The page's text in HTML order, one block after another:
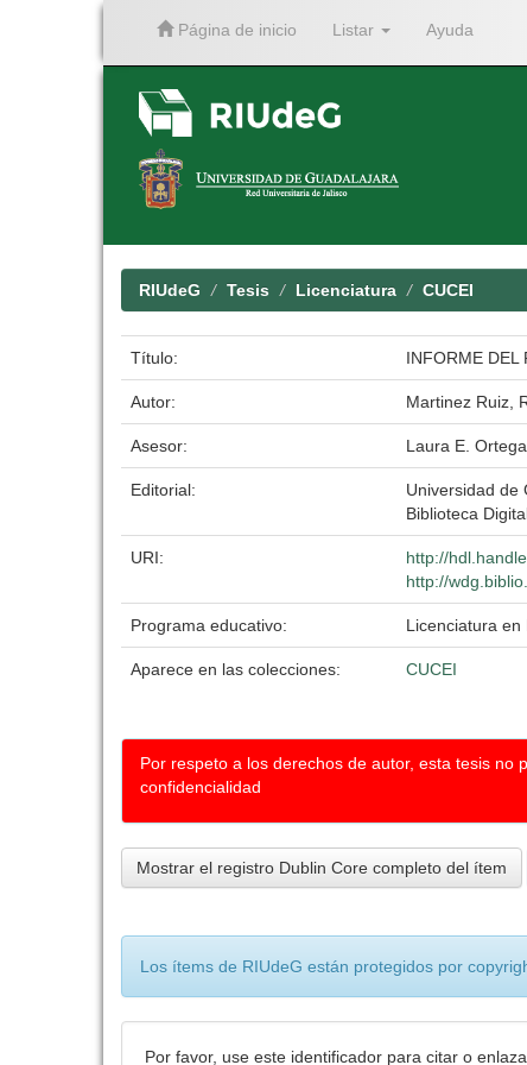
Página de inicio Listar Ayuda
RIUdeG Tesis Licenciatura CUCEI
Título: INFORME DEL
Autor: Martinez Ruiz,
Asesor: Laura E.
Editorial:
Universidad de
Biblioteca
URI:
http://
http://
Programa educativo: Licenciatura
Aparece en las colecciones: CUCEI
Por respeto a los derechos de autor, esta tesis
confidencialidad
Mostrar el registro Dublin Core completo del ítem
Los ítems de RIUdeG están protegidos por
Por favor, use este identificador para citar o